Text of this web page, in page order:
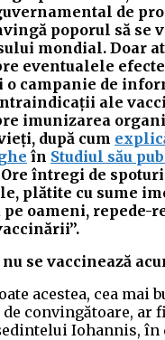
de
poporul să se
mondial. Doar
eventualele
campanie de
ale
imunizarea
după cum
în Studiul său
Ore întregi de
plătite cu sume
pe oameni, repede-
se vaccinează
acestea, cea mai
convingătoare, ar
Iohannis, în